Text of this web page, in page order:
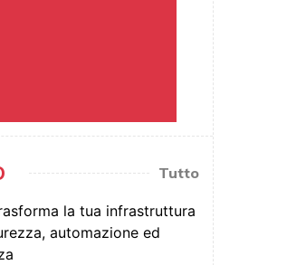
Tutto
la tua infrastruttura
automazione ed